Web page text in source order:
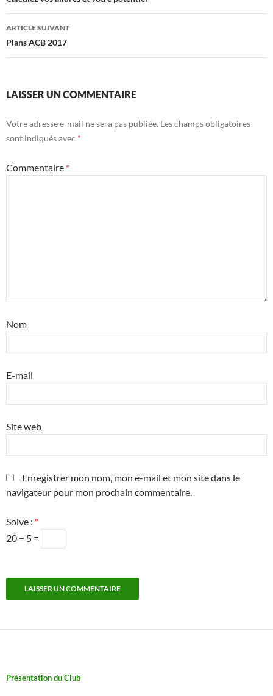
articles
ARTICLE SUIVANT
Plans ACB 2017
LAISSER UN COMMENTAIRE
Votre adresse e-mail ne sera pas publiée. Les champs obligatoires
sont indiqués avec *
Commentaire *
Nom
E-mail
Site web
Enregistrer mon nom, mon e-mail et mon site dans le
navigateur pour mon prochain commentaire.
Solve : *
20 − 5 =
Présentation du Club